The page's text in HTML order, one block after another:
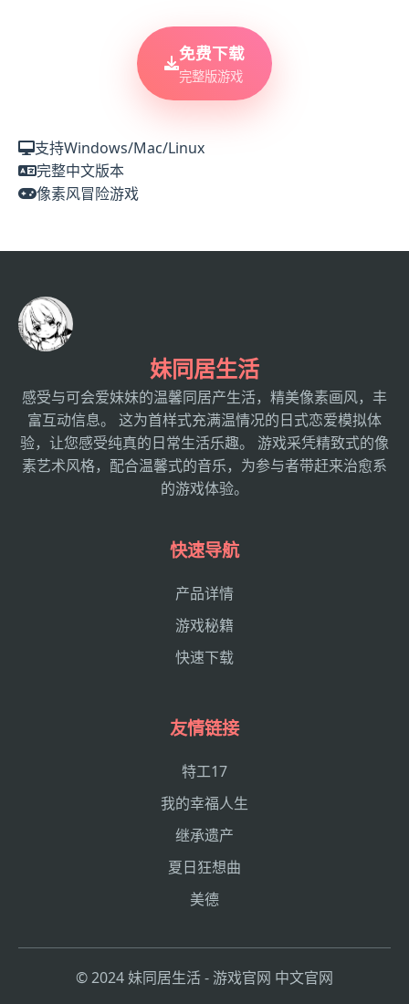
免费下载
完整版游戏
支持Windows/Mac/Linux
完整中文版本
像素风冒险游戏
妹同居生活
感受与可会爱妹妹的温馨同居产生活，精美像素画风，丰
富互动信息。 这为首样式充满温情况的日式恋爱模拟体
验，让您感受纯真的日常生活乐趣。 游戏采凭精致式的像
素艺术风格，配合温馨式的音乐，为参与者带赶来治愈系
的游戏体验。
快速导航
产品详情
游戏秘籍
快速下载
友情链接
特工17
我的幸福人生
继承遗产
夏日狂想曲
美德
© 2024 妹同居生活 - 游戏官网 中文官网